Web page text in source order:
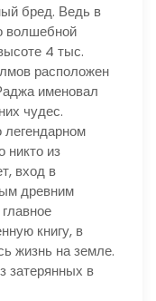
бред. Ведь в
волшебной
4 тыс.
расположен
именовал
чудес.
никто из
вход в
древним
книгу, в
жизнь на земле.
затерянных в